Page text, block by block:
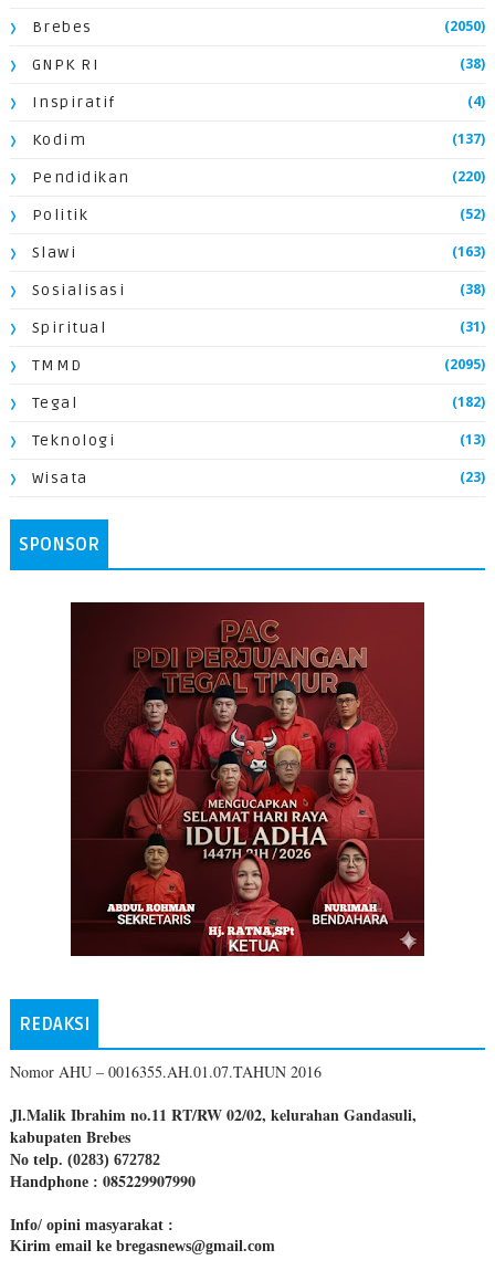
Brebes (2050)
GNPK RI (38)
Inspiratif (4)
Kodim (137)
Pendidikan (220)
Politik (52)
Slawi (163)
Sosialisasi (38)
Spiritual (31)
TMMD (2095)
Tegal (182)
Teknologi (13)
Wisata (23)
SPONSOR
REDAKSI
Nomor AHU – 0016355.AH.01.07.TAHUN 2016
Jl.Malik Ibrahim no.11 RT/RW 02/02, kelurahan Gandasuli,
kabupaten Brebes
No telp. (0283) 672782
Handphone : 085229907990
Info/ opini masyarakat :
Kirim email ke bregasnews@gmail.com